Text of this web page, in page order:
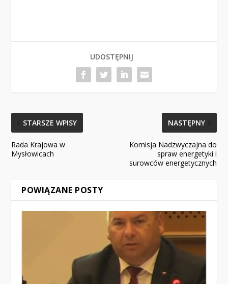
UDOSTĘPNIJ
STARSZE WPISY
Rada Krajowa w
Mysłowicach
NASTĘPNY
Komisja Nadzwyczajna do
spraw energetyki i
surowców energetycznych
POWIĄZANE POSTY